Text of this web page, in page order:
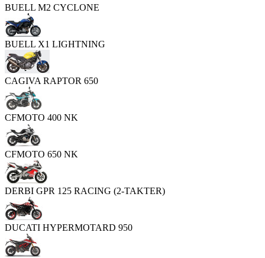
BUELL M2 CYCLONE
BUELL X1 LIGHTNING
CAGIVA RAPTOR 650
CFMOTO 400 NK
CFMOTO 650 NK
DERBI GPR 125 RACING (2-TAKTER)
DUCATI HYPERMOTARD 950